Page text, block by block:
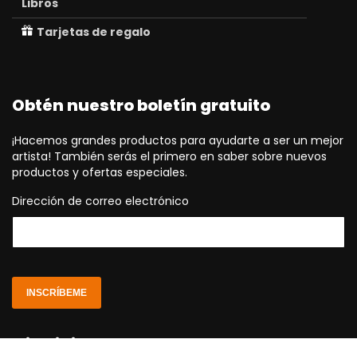
Tarjetas de regalo
Obtén nuestro boletín gratuito
¡Hacemos grandes productos para ayudarte a ser un mejor
artista! También serás el primero en saber sobre nuevos
productos y ofertas especiales.
Dirección de correo electrónico
INSCRÍBEME